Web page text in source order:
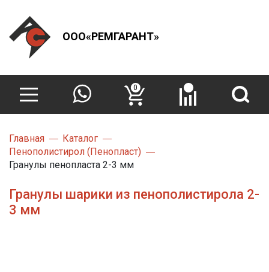
ООО«РЕМГАРАНТ»
0
Главная
Каталог
Пенополистирол (Пенопласт)
Гранулы пенопласта 2-3 мм
Гранулы шарики из пенополистирола 2-
3 мм